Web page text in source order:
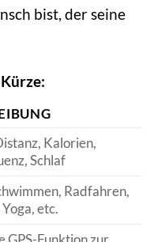
bist, der seine
Kalorien,
Schlaf
Radfahren,
etc.